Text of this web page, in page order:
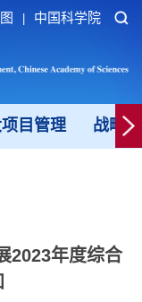
中国科学院
目管理 战略
2023年度综合